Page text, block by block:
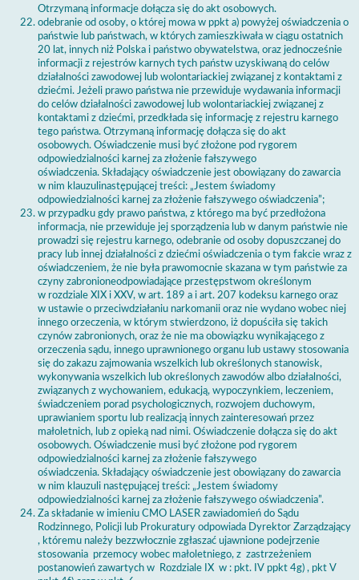
Otrzymaną informacje dołącza się do akt osobowych.
odebranie od osoby, o której mowa w ppkt a) powyżej oświadczenia o
państwie lub państwach, w których zamieszkiwała w ciągu ostatnich
20 lat, innych niż Polska i państwo obywatelstwa, oraz jednocześnie
informacji z rejestrów karnych tych państw uzyskiwaną do celów
działalności zawodowej lub wolontariackiej związanej z kontaktami z
dziećmi. Jeżeli prawo państwa nie przewiduje wydawania informacji
do celów działalności zawodowej lub wolontariackiej związanej z
kontaktami z dziećmi, przedkłada się informację z rejestru karnego
tego państwa. Otrzymaną informację dołącza się do akt
osobowych. Oświadczenie musi być złożone pod rygorem
odpowiedzialności karnej za złożenie fałszywego
oświadczenia. Składający oświadczenie jest obowiązany do zawarcia
w nim klauzulinastępującej treści: „Jestem świadomy
odpowiedzialności karnej za złożenie fałszywego oświadczenia”;
w przypadku gdy prawo państwa, z którego ma być przedłożona
informacja, nie przewiduje jej sporządzenia lub w danym państwie nie
prowadzi się rejestru karnego, odebranie od osoby dopuszczanej do
pracy lub innej działalności z dziećmi oświadczenia o tym fakcie wraz z
oświadczeniem, że nie była prawomocnie skazana w tym państwie za
czyny zabronioneodpowiadające przestępstwom określonym
w rozdziale XIX i XXV, w art. 189 a i art. 207 kodeksu karnego oraz
w ustawie o przeciwdziałaniu narkomanii oraz nie wydano wobec niej
innego orzeczenia, w którym stwierdzono, iż dopuściła się takich
czynów zabronionych, oraz że nie ma obowiązku wynikającego z
orzeczenia sądu, innego uprawnionego organu lub ustawy stosowania
się do zakazu zajmowania wszelkich lub określonych stanowisk,
wykonywania wszelkich lub określonych zawodów albo działalności,
związanych z wychowaniem, edukacją, wypoczynkiem, leczeniem,
świadczeniem porad psychologicznych, rozwojem duchowym,
uprawianiem sportu lub realizacją innych zainteresowań przez
małoletnich, lub z opieką nad nimi. Oświadczenie dołącza się do akt
osobowych. Oświadczenie musi być złożone pod rygorem
odpowiedzialności karnej za złożenie fałszywego
oświadczenia. Składający oświadczenie jest obowiązany do zawarcia
w nim klauzuli następującej treści: „Jestem świadomy
odpowiedzialności karnej za złożenie fałszywego oświadczenia”.
Za składanie w imieniu CMO LASER zawiadomień do Sądu
Rodzinnego, Policji lub Prokuratury odpowiada Dyrektor Zarządzający
, któremu należy bezzwłocznie zgłaszać ujawnione podejrzenie
stosowania przemocy wobec małoletniego, z zastrzeżeniem
postanowień zawartych w Rozdziale IX w : pkt. IV ppkt 4g) , pkt V